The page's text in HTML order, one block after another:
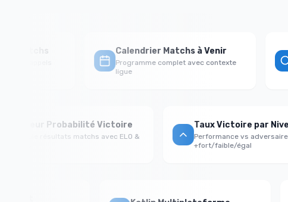
Calendrier Matchs à Venir
Programme complet avec contexte
ligue
Moteur Probabilité Victoire
Calcule résultats matchs avec ELO &
Taux Victoire par
Performance vs
+fort/faible/égal